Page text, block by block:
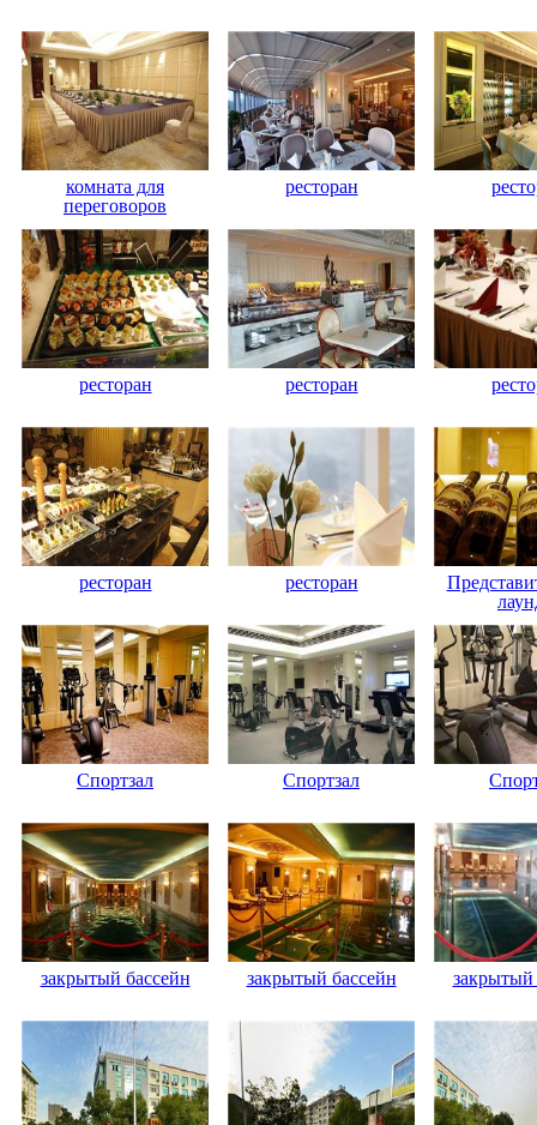
комната для
переговоров
ресторан
ресторан ресторан
ресторан ресторан
Спортзал Спортзал
закрытый бассейн закрытый бассейн закрытый